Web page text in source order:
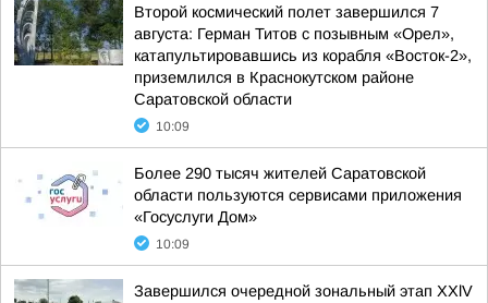
Второй космический полет завершился 7
августа: Герман Титов с позывным «Орел»,
катапультировавшись из корабля «Восток-2»,
приземлился в Краснокутском районе
Саратовской области
10:09
Более 290 тысяч жителей Саратовской
области пользуются сервисами приложения
«Госуслуги Дом»
10:09
Завершился очередной зональный этап XXlV